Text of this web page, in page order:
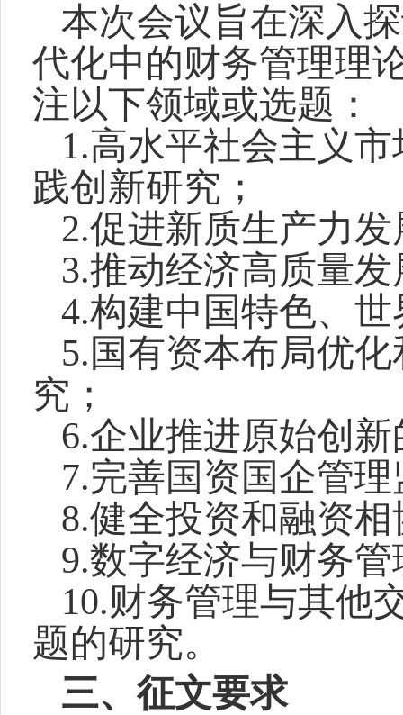
本次会议旨在深入
代化中的财务管理理
注以下领域或选题：
1.高水平社会主义
践创新研究；
2.促进新质生产力
3.推动经济高质量
4.构建中国特色、
5.国有资本布局优
究；
6.企业推进原始创
7.完善国资国企管
8.健全投资和融资
9.数字经济与财务
10.财务管理与其他
题的研究。
三、征文要求